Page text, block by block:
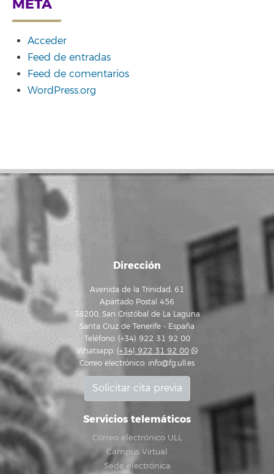
META
Acceder
Feed de entradas
Feed de comentarios
WordPress.org
Dirección
Avenida de la Trinidad, 61
Apartado Postal 456
38200, San Cristóbal de La Laguna
Santa Cruz de Tenerife - España
Teléfono: (+34) 922 31 92 00
Whatsapp: (+34) 922 31 92 00
Correo electrónico: info@fg.ull.es
Solicitar cita previa
Servicios telemáticos
Correo electrónico ULL
Campus Virtual
Sede electrónica